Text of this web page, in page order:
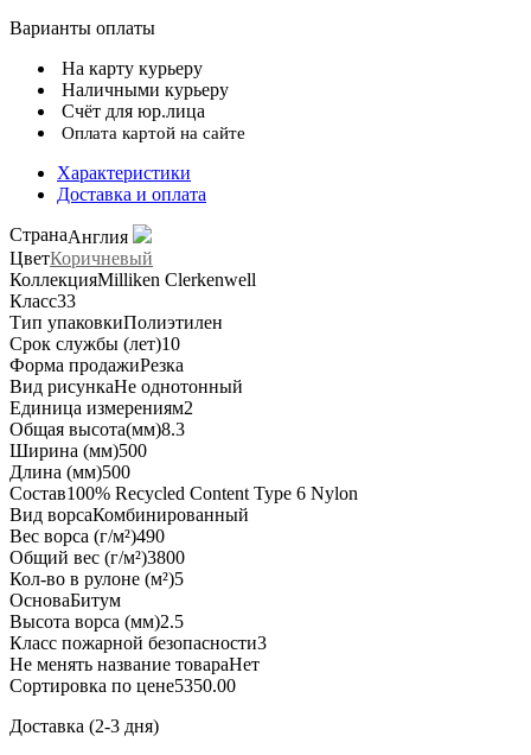
Варианты оплаты
На карту курьеру
Наличными курьеру
Счёт для юр.лица
Оплата картой на сайте
Характеристики
Доставка и оплата
СтранаАнглия
ЦветКоричневый
КоллекцияMilliken Clerkenwell
Класс33
Тип упаковкиПолиэтилен
Срок службы (лет)10
Форма продажиРезка
Вид рисункаНе однотонный
Единица измерениям2
Общая высота(мм)8.3
Ширина (мм)500
Длина (мм)500
Состав100% Recycled Content Type 6 Nylon
Вид ворсаКомбинированный
Вес ворса (г/м²)490
Общий вес (г/м²)3800
Кол-во в рулоне (м²)5
ОсноваБитум
Высота ворса (мм)2.5
Класс пожарной безопасности3
Не менять название товараНет
Сортировка по цене5350.00
Доставка (2-3 дня)